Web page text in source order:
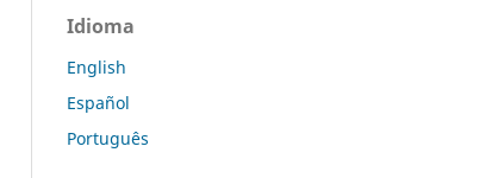
Idioma
English
Español
Português